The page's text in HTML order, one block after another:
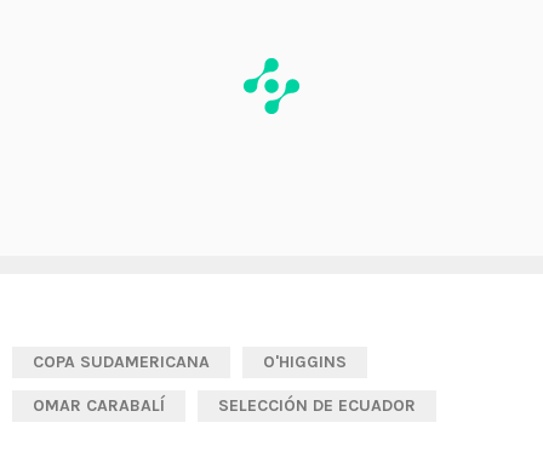
COPA SUDAMERICANA O'HIGGINS
OMAR CARABALÍ SELECCIÓN DE ECUADOR